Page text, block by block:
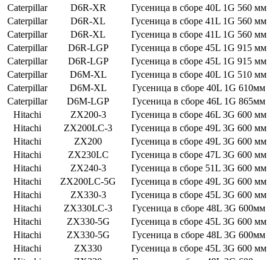
Caterpillar
D6R-XR
Гусеница в сборе 40L 1G 560 мм
Caterpillar
D6R-XL
Гусеница в сборе 41L 1G 560 мм
Caterpillar
D6R-XL
Гусеница в сборе 41L 1G 560 мм
Caterpillar
D6R-LGP
Гусеница в сборе 45L 1G 915 мм
Caterpillar
D6R-LGP
Гусеница в сборе 45L 1G 915 мм
Caterpillar
D6M-XL
Гусеница в сборе 40L 1G 510 мм
Caterpillar
D6M-XL
Гусеница в сборе 40L 1G 610мм
Caterpillar
D6M-LGP
Гусеница в сборе 46L 1G 865мм
Hitachi
ZX200-3
Гусеница в сборе 46L 3G 600 мм
Hitachi
ZX200LC-3
Гусеница в сборе 49L 3G 600 мм
Hitachi
ZX200
Гусеница в сборе 49L 3G 600 мм
Hitachi
ZX230LC
Гусеница в сборе 47L 3G 600 мм
Hitachi
ZX240-3
Гусеница в сборе 51L 3G 600 мм
Hitachi
ZX200LC-5G
Гусеница в сборе 49L 3G 600 мм
Hitachi
ZX330-3
Гусеница в сборе 45L 3G 600 мм
Hitachi
ZX330LC-3
Гусеница в сборе 48L 3G 600мм
Hitachi
ZX330-5G
Гусеница в сборе 45L 3G 600 мм
Hitachi
ZX330-5G
Гусеница в сборе 48L 3G 600мм
Hitachi
ZX330
Гусеница в сборе 45L 3G 600 мм